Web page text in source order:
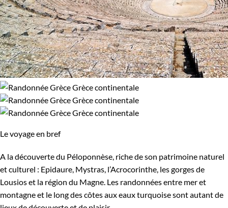
Le voyage en bref
A la découverte du Péloponnèse, riche de son patrimoine naturel
et culturel : Epidaure, Mystras, l’Acrocorinthe, les gorges de
Lousios et la région du Magne. Les randonnées entre mer et
montagne et le long des côtes aux eaux turquoise sont autant de